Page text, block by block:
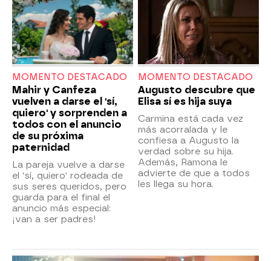
MOMENTO DESTACADO
Mahir y Canfeza
vuelven a darse el 'sí,
quiero' y sorprenden a
todos con el anuncio
de su próxima
paternidad
La pareja vuelve a darse
el 'sí, quiero' rodeada de
sus seres queridos, pero
guarda para el final el
anuncio más especial:
¡van a ser padres!
MOMENTO DESTACADO
Augusto descubre que
Elisa sí es hija suya
Carmina está cada vez
más acorralada y le
confiesa a Augusto la
verdad sobre su hija.
Además, Ramona le
advierte de que a todos
les llega su hora.